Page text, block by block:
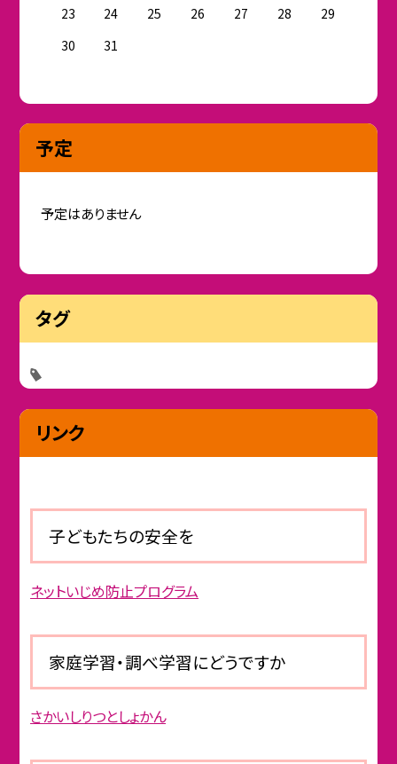
23
24 25 26 27 28
29
30
31
予定
予定はありません
タグ
リンク
子どもたちの安全を
ネットいじめ防止プログラム
家庭学習・調べ学習にどうですか
さかいしりつとしょかん